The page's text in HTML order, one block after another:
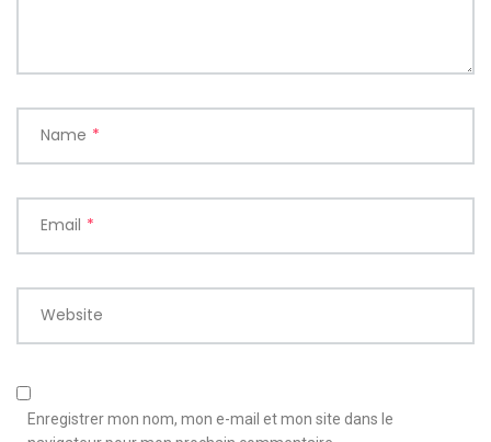
Name *
Email *
Website
Enregistrer mon nom, mon e-mail et mon site dans le